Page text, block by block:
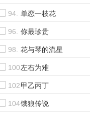
94. 单恋一枝花
96.
你最珍贵
98.
花与琴的流星
100.左右为难
102.甲乙丙丁
104.饿狼传说